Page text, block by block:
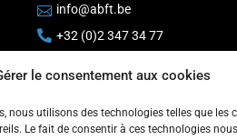
le consentement aux cookies
nous utilisons des technologies telles que les
Le fait de consentir à ces technologies
info@abft.be
+32 (0)2 347 34 77